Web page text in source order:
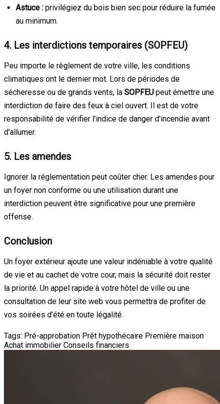
Astuce : privilégiez du bois bien sec pour réduire la fumée
au minimum.
4. Les interdictions temporaires (SOPFEU)
Peu importe le règlement de votre ville, les conditions
climatiques ont le dernier mot. Lors de périodes de
sécheresse ou de grands vents, la SOPFEU peut émettre une
interdiction de faire des feux à ciel ouvert. Il est de votre
responsabilité de vérifier l'indice de danger d'incendie avant
d'allumer.
5. Les amendes
Ignorer la réglementation peut coûter cher. Les amendes pour
un foyer non conforme ou une utilisation durant une
interdiction peuvent être significative pour une première
offense.
Conclusion
Un foyer extérieur ajoute une valeur indéniable à votre qualité
de vie et au cachet de votre cour, mais la sécurité doit rester
la priorité. Un appel rapide à votre hôtel de ville ou une
consultation de leur site web vous permettra de profiter de
vos soirées d'été en toute légalité.
Tags: Pré-approbation Prêt hypothécaire Première maison
Achat immobilier Conseils financiers